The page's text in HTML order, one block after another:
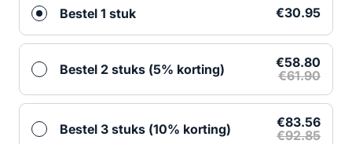
Bestel 1 stuk €30.95
Bestel 2 stuks (5% korting)
€58.80
€61.90
Bestel 3 stuks (10% korting)
€83.56
€92.85